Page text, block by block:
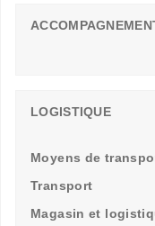
LOGISTIQUE
Moyens de
Transport
Magasin et